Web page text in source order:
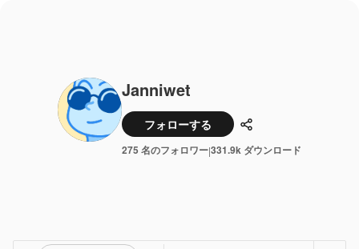
Janniwet
フォローする 共有
275 名のフォロワー|331.9k ダウンロード